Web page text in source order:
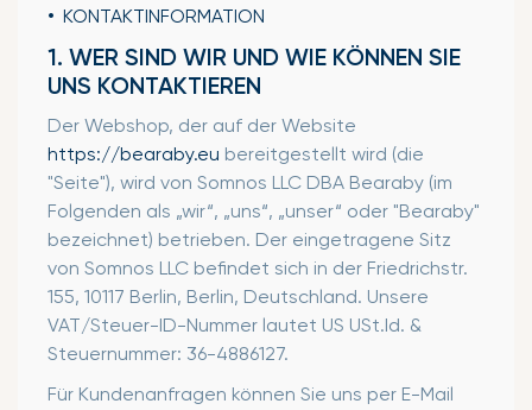
KONTAKTINFORMATION
1. WER SIND WIR UND WIE KÖNNEN SIE
UNS KONTAKTIEREN
Der Webshop, der auf der Website
https://bearaby.eu bereitgestellt wird (die
"Seite"), wird von Somnos LLC DBA Bearaby (im
Folgenden als „wir“, „uns“, „unser“ oder "Bearaby"
bezeichnet) betrieben. Der eingetragene Sitz
von Somnos LLC befindet sich in der Friedrichstr.
155, 10117 Berlin, Berlin, Deutschland. Unsere
VAT/Steuer-ID-Nummer lautet US USt.Id. &
Steuernummer: 36-4886127.
Für Kundenanfragen können Sie uns per E-Mail